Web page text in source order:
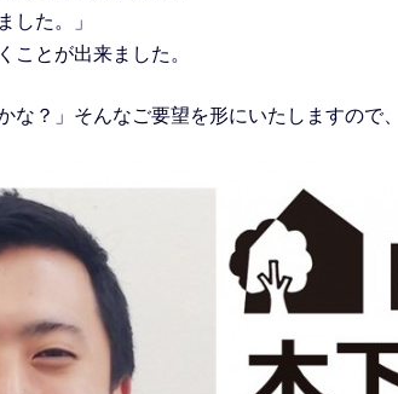
した。」
ことが出来ました。
な？」そんなご要望を形にいたしますの